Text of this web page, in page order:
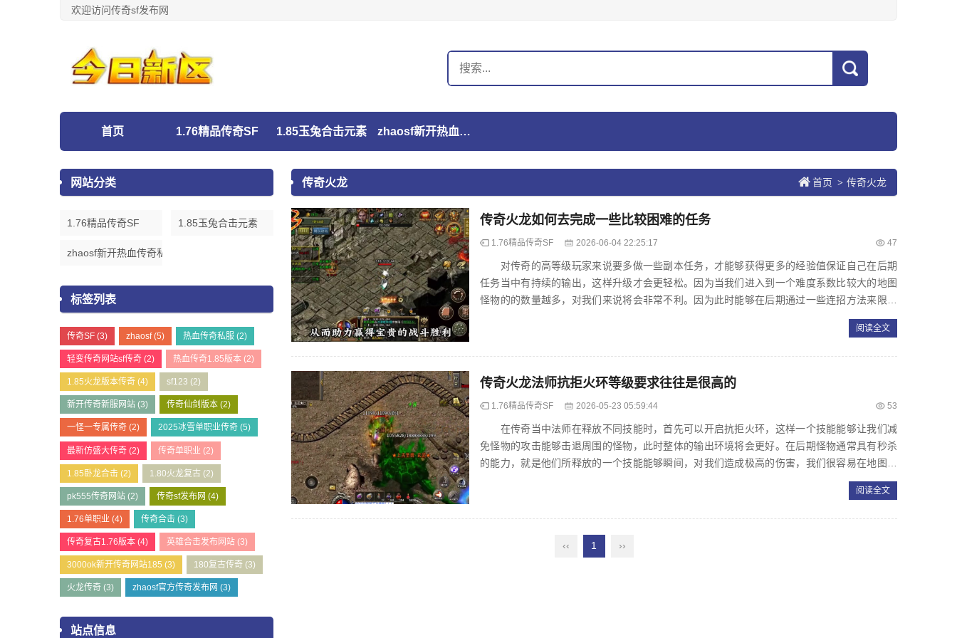
欢迎访问传奇sf发布网
首页 1.76精品传奇SF 1.85玉兔合击元素 zhaosf新开热血传奇私服发布网
网站分类
1.76精品传奇SF 1.85玉兔合击元素
zhaosf新开热血传奇私服发布网
标签列表
传奇SF (3) zhaosf(5) 热血传奇私服 (2)
轻变传奇网站sf传奇 (2) 热血传奇1.85版本 (2)
1.85火龙版本传奇 (4) sf123 (2)
新开传奇新服网站 (3) 传奇仙剑版本 (2)
一怪一专属传奇 (2) 2025冰雪单职业传奇 (5)
最新仿盛大传奇 (2) 传奇单职业 (2)
1.85卧龙合击 (2) 1.80火龙复古 (2)
pk555传奇网站 (2) 传奇sf发布网 (4)
1.76单职业 (4) 传奇合击 (3)
传奇复古1.76版本 (4) 英雄合击发布网站 (3)
3000ok新开传奇网站185 (3) 180复古传奇 (3)
火龙传奇 (3) zhaosf官方传奇发布网 (3)
站点信息
首页 > 传奇火龙
传奇火龙
传奇火龙如何去完成一些比较困难的任务
1.76精品传奇SF 2026-06-04 22:25:17 47
对传奇的高等级玩家来说要多做一些副本任务，才能够获得更多的经验值保证自己在后期
任务当中有持续的输出，这样升级才会更轻松。因为当我们进入到一个难度系数比较大的地图
怪物的的数量越多，对我们来说将会非常不利。因为此时能够在后期通过一些连招方法来限制
阅读全文
传奇火龙法师抗拒火环等级要求往往是很高的
1.76精品传奇SF 2026-05-23 05:59:44 53
在传奇当中法师在释放不同技能时，首先可以开启抗拒火环，这样一个技能能够让我们减
免怪物的攻击能够击退周围的怪物，此时整体的输出环境将会更好。在后期怪物通常具有秒杀
的能力，就是他们所释放的一个技能能够瞬间，对我们造成极高的伤害，我们很容易在地图的
阅读全文
‹‹ 1 ››